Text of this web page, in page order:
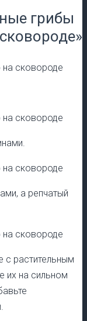
грибы
а репчатый
с растительным
их на сильном